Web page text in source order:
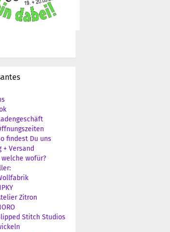
findest Du uns
+ Versand
wofür?
Zitron
Stitch Studios